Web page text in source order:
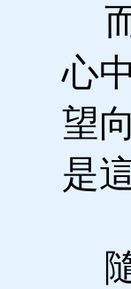
而
心
望
是
隨